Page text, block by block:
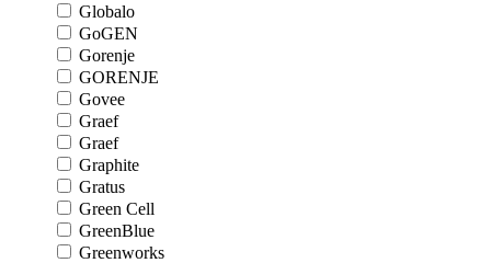
Globalo
GoGEN
Gorenje
GORENJE
Govee
Graef
Graef
Graphite
Gratus
Green Cell
GreenBlue
Greenworks